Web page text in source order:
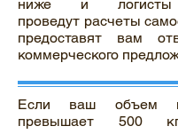
ниже и логисты
проведут расчеты
предоставят вам
коммерческого
Если ваш объем
превышает 500